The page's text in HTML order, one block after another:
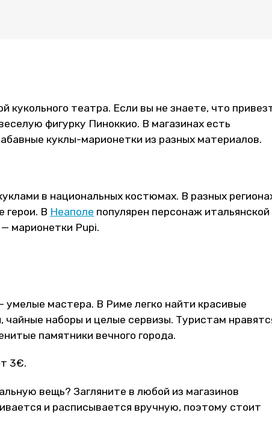
кукольного театра. Если вы не знаете, что
фигурку Пиноккио. В магазинах есть
куклы-марионетки из разных материалов.
в национальных костюмах. В разных
герои. В Неаполе популярен персонаж итальянской
марионетки Pupi.
умелые мастера. В Риме легко найти красивые
чайные наборы и целые сервизы. Туристам
памятники вечного города.
3€.
вещь? Загляните в любой из магазинов
и расписывается вручную, поэтому стоит